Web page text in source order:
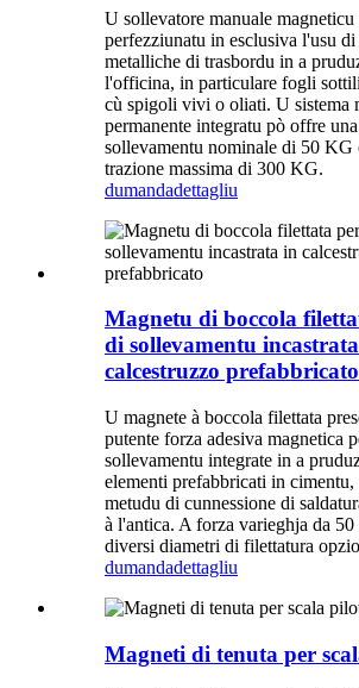
U sollevatore manuale magneticu
perfezziunatu in esclusiva l'usu di
metalliche di trasbordu in a
l'officina, in particulare fogli
cù spigoli vivi o oliati. U sistema
permanente integratu pò offre
sollevamentu nominale di 50 KG
trazione massima di 300 KG.
dumandadettagliu
Magnetu di boccola
di sollevamentu
calcestruzzo prefabbricato
U magnete à boccola filettata
putente forza adesiva magnetica
sollevamentu integrate in a
elementi prefabbricati in
metudu di cunnessione di
à l'antica. A forza varieghja da
diversi diametri di filettatura
dumandadettagliu
Magneti di tenuta per